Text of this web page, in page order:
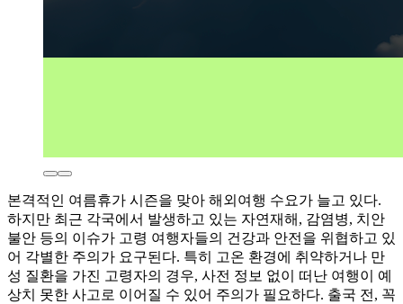
본격적인 여름휴가 시즌을 맞아 해외여행 수요가 늘고 있다.
하지만 최근 각국에서 발생하고 있는 자연재해, 감염병, 치안
불안 등의 이슈가 고령 여행자들의 건강과 안전을 위협하고 있
어 각별한 주의가 요구된다. 특히 고온 환경에 취약하거나 만
성 질환을 가진 고령자의 경우, 사전 정보 없이 떠난 여행이 예
상치 못한 사고로 이어질 수 있어 주의가 필요하다. 출국 전, 꼭